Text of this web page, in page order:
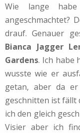
Wie lange
angeschmachtet?
drauf. Genauer
Bianca Jagger
Gardens. Ich habe
wusste wie er
getan, aber da
geschnitten ist fällt
ich den gleich
Visier aber ich